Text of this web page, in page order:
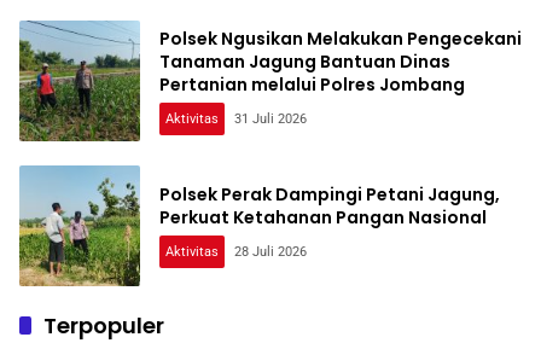
Polsek Ngusikan Melakukan Pengecekani
Tanaman Jagung Bantuan Dinas
Pertanian melalui Polres Jombang
Aktivitas 31 Juli 2026
Polsek Perak Dampingi Petani Jagung,
Perkuat Ketahanan Pangan Nasional
Aktivitas 28 Juli 2026
Terpopuler